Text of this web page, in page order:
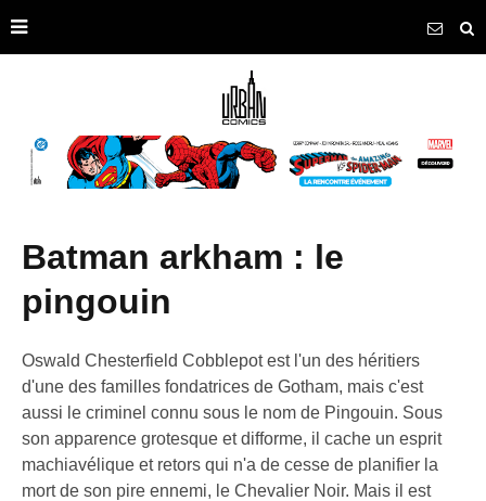
batman arkham : le
pingouin
Oswald Chesterfield Cobblepot est l'un des héritiers
d'une des familles fondatrices de Gotham, mais c'est
aussi le criminel connu sous le nom de Pingouin. Sous
son apparence grotesque et difforme, il cache un esprit
machiavélique et retors qui n'a de cesse de planifier la
mort de son pire ennemi, le Chevalier Noir. Mais il est